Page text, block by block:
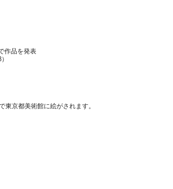
作品を発表
京都美術館に絵がされます。